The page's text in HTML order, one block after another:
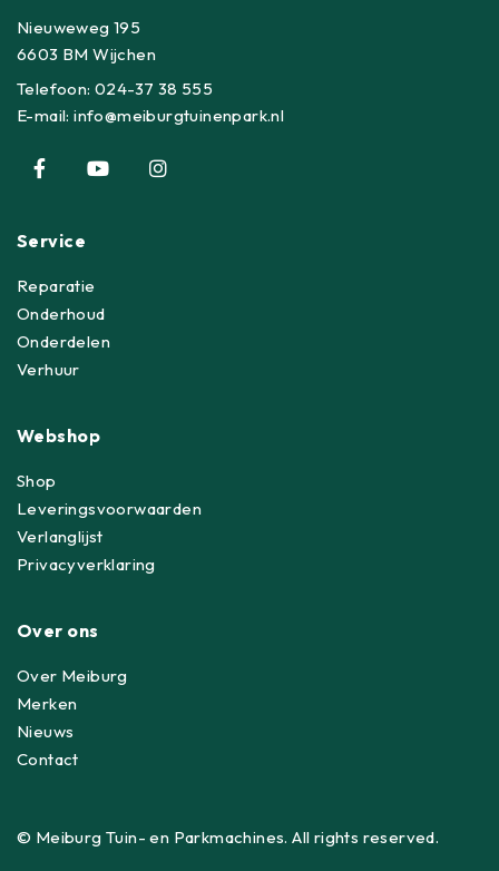
Nieuweweg 195
6603 BM Wijchen
Telefoon:024-37 38 555
E-mail:info@meiburgtuinenpark.nl
Service
Reparatie
Onderhoud
Onderdelen
Verhuur
Webshop
Shop
Leveringsvoorwaarden
Verlanglijst
Privacyverklaring
Over ons
Over Meiburg
Merken
Nieuws
Contact
© Meiburg Tuin- en Parkmachines. All rights reserved.